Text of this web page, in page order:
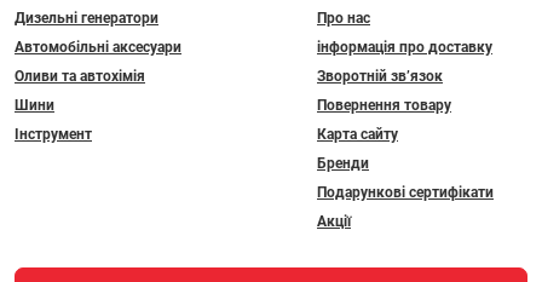
Дизельні генератори
Автомобільні аксесуари
Оливи та автохімія
Шини
Інструмент
Про нас
інформація про доставку
Зворотній зв’язок
Повернення товару
Карта сайту
Бренди
Подарункові сертифікати
Акції